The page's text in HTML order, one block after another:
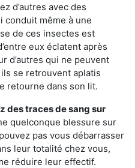
d’autres avec des
conduit même à une
de ces insectes est
eux éclatent après
d’autres qui ne peuvent
se retrouvent aplatis
retourne dans son lit.
des traces de sang sur
quelconque blessure sur
pas vous débarrasser
leur totalité chez vous,
réduire leur effectif.